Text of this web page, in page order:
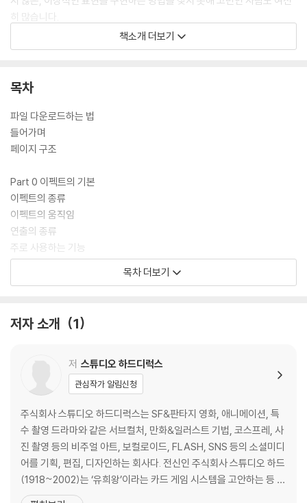
히 많습니다.
이 책은 페인팅 소프트웨어인 ‘CLIP STUDIO PAINT PRO’로 이펙트를
Part1에서는 불, 연기, 물, 번개 등의 다양한 이펙트를 그리는 방법, Part2
여러분의 창작 활동 영역이 더 넓어지고 매력적인 것을 만드는 데 힘이 되
었으면 합니다.
책소개 더보기
목차
파일 다운로드하는 법
들어가며
페이지 구조
Part 0 이펙트의 기본
이펙트의 종류
이펙트의 움직임
연출의 종류
주로 사용하는 기능
실제 사용법
연기 : 연기 / 폭발 / 연무 / 모래바람
눈 : 내리는 눈 / 서리
바람 : 회오리바람 / 토네이도
번개 : 방전 / 전하 / 벼락
빛 : 입자 / 반짝임 / 네온라인
배틀: 작렬 / 참격 / 잔상 / 충격파
마법: 마법진 / 방출
자연 : 꽃잎 / 깃털
밤하늘 : 은하 / 밤하늘의 별 / 오로라 / 유성군
목차 더보기
저자 소개 1
저 스튜디오 하드디럭스
관심작가 알림신청
주식회사 스튜디오 하드디럭스는 SF&판타지 영화, 애니메이션, 특
수 촬영 드라마와 같은 서브컬처, 만화&일러스트 기법, 코스프레, 사
진 촬영 등의 비주얼 아트, 보컬로이드, FLASH, SNS 등의 소셜미디
어를 기획, 편집, 디자인하는 회사다. 전신인 주식회사 스튜디오 하드
(1918~2002)는 ‘유희왕’이라는 카드 게임 시스템을 고안하는 등 주
로 게임 북이나 게임 공략본 전문 프로덕션으로 2000가지가 넘는 게